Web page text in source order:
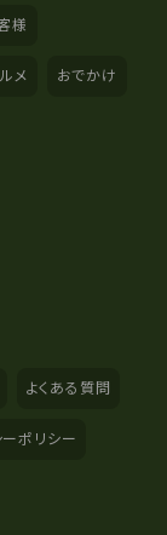
様
メ おでかけ
よくある質問
ーポリシー